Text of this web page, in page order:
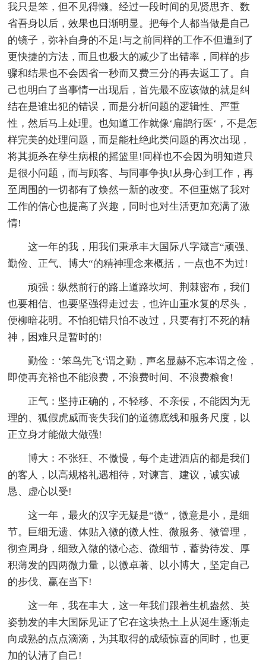
我只是笨，但不见得懒。经过一段时间的见贤思齐、数
省吾身以后，效果也日渐明显。把每个人都当做是自己
的镜子，弥补自身的不足!与之前同样的工作不但遭到了
更快捷的方法，而且也极大的减少了出错率，同样的步
骤和结果也不会因省一秒而又费三分的再去返工了。自
己也明白了当事情一出现后，首先最不应该做的就是纠
结在是谁出犯的错误，而是分析问题的逻辑性、严重
性，然后马上处理。也知道工作就像‘扁鹊行医‘，不是怎
样完美的处理问题，而是能杜绝此类问题的再次出现，
将其扼杀在孳生病根的摇篮里!同样也不会因为明知道只
是很小问题，而与顾客、与同事争执!从身心到工作，再
至周围的一切都有了焕然一新的改变。不但重燃了我对
工作的信心也提高了兴趣，同时也对生活更加充满了激
情!
这一年的我，用我们秉承丰大国际八字箴言“顽强、
勤俭、正气、博大“的精神理念来概括，一点也不为过!
顽强：纵然前行的路上道路坎坷、荆棘密布，我们
也要相信、也要坚强得走过去，也许山重水复的尽头，
便柳暗花明。不怕犯错只怕不改过，只要有打不死的精
神，困难只是暂时的!
勤俭：‘笨鸟先飞‘谓之勤，声名显赫不忘本谓之俭，
即使再充裕也不能浪费，不浪费时间、不浪费粮食!
正气：坚持正确的，不轻移、不亲佞，不能因为无
理的、狐假虎威而丧失我们的道德底线和服务尺度，以
正立身才能做大做强!
博大：不张狂、不傲慢，每个走进酒店的都是我们
的客人，以高规格礼遇相待，对谏言、建议，诚实诚
恳、虚心以受!
这一年，最火的汉字无疑是“微“，微意是小，是细
节。巨细无遗、体贴入微的微人性、微服务、微管理，
彻查周身，细致入微的微心态、微细节，蓄势待发、厚
积薄发的四两微力量，以微卓著、以小博大，坚定自己
的步伐、赢在当下!
这一年，我在丰大，这一年我们跟着生机盎然、英
姿勃发的丰大国际见证了它在这块热土上从诞生逐渐走
向成熟的点点滴滴，为其取得的成绩惊喜的同时，也更
加的认清了自己!